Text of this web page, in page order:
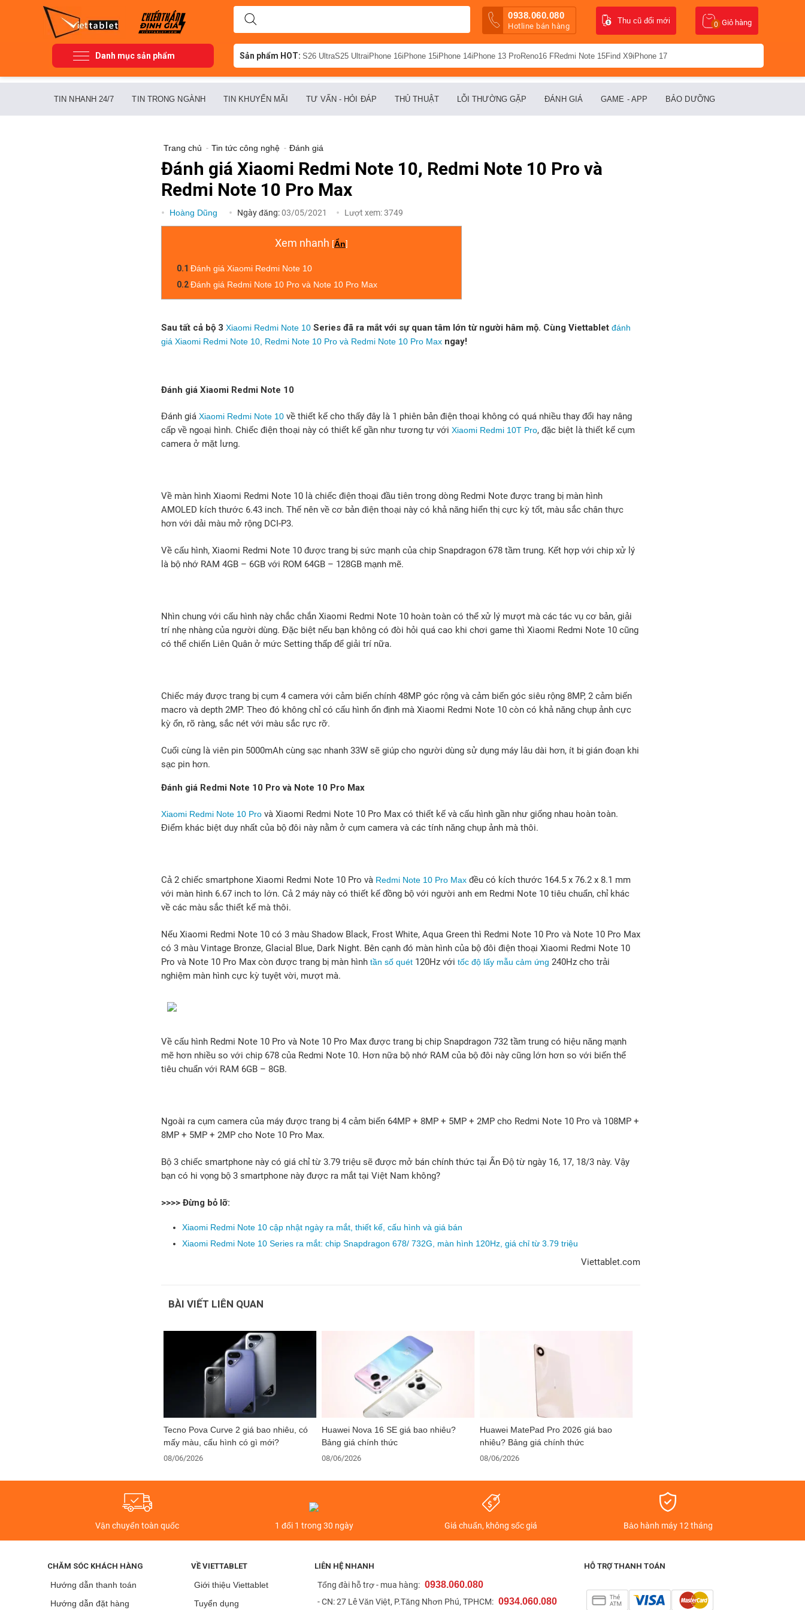
0938.060.080
Hotline bán hàng Giỏ hàng
0
Thu cũ đổi mới
Danh mục sản phẩm Sản phẩm HOT: S26 UltraS25 UltraiPhone 16iPhone 15iPhone 14iPhone 13 ProReno16 FRedmi Note 15Find X9iPhone 17
TIN NHANH 24/7 TIN TRONG NGÀNH TIN KHUYẾN MÃI TƯ VẤN - HỎI ĐÁP THỦ THUẬT LỖI THƯỜNG GẶP ĐÁNH GIÁ GAME - APP BẢO DƯỠNG
Trang chủ - Tin tức công nghệ - Đánh giá
Đánh giá Xiaomi Redmi Note 10, Redmi Note 10 Pro và
Redmi Note 10 Pro Max
Hoàng Dũng Ngày đăng:03/05/2021 Lượt xem:3749
Xem nhanh [Ẩn]
0.1 Đánh giá Xiaomi Redmi Note 10
0.2Đánh giá Redmi Note 10 Pro và Note 10 Pro Max
Sau tất cả bộ 3 Xiaomi Redmi Note 10 Series đã ra mắt với sự quan tâm lớn từ người hâm mộ. Cùng Viettablet đánh
giá Xiaomi Redmi Note 10, Redmi Note 10 Pro và Redmi Note 10 Pro Max ngay!
Đánh giá Xiaomi Redmi Note 10
Đánh giá Xiaomi Redmi Note 10 về thiết kế cho thấy đây là 1 phiên bản điện thoại không có quá nhiều thay đổi hay nâng
cấp về ngoại hình. Chiếc điện thoại này có thiết kế gần như tương tự với Xiaomi Redmi 10T Pro, đặc biệt là thiết kế cụm
camera ở mặt lưng.
Về màn hình Xiaomi Redmi Note 10 là chiếc điện thoại đầu tiên trong dòng Redmi Note được trang bị màn hình
AMOLED kích thước 6.43 inch. Thế nên về cơ bản điện thoại này có khả năng hiển thị cực kỳ tốt, màu sắc chân thực
hơn với dải màu mở rộng DCI-P3.
Về cấu hình, Xiaomi Redmi Note 10 được trang bị sức mạnh của chip Snapdragon 678 tầm trung. Kết hợp với chip xử lý
là bộ nhớ RAM 4GB – 6GB với ROM 64GB – 128GB mạnh mẽ.
Nhìn chung với cấu hình này chắc chắn Xiaomi Redmi Note 10 hoàn toàn có thể xử lý mượt mà các tác vụ cơ bản, giải
trí nhẹ nhàng của người dùng. Đặc biệt nếu bạn không có đòi hỏi quá cao khi chơi game thì Xiaomi Redmi Note 10 cũng
có thể chiến Liên Quân ở mức Setting thấp để giải trí nữa.
Chiếc máy được trang bị cụm 4 camera với cảm biến chính 48MP góc rộng và cảm biến góc siêu rộng 8MP, 2 cảm biến
macro và depth 2MP. Theo đó không chỉ có cấu hình ổn định mà Xiaomi Redmi Note 10 còn có khả năng chụp ảnh cực
kỳ ổn, rõ ràng, sắc nét với màu sắc rực rỡ.
Cuối cùng là viên pin 5000mAh cùng sạc nhanh 33W sẽ giúp cho người dùng sử dụng máy lâu dài hơn, ít bị gián đoạn khi
sạc pin hơn.
Đánh giá Redmi Note 10 Pro và Note 10 Pro Max
Xiaomi Redmi Note 10 Pro và Xiaomi Redmi Note 10 Pro Max có thiết kế và cấu hình gần như giống nhau hoàn toàn.
Điểm khác biệt duy nhất của bộ đôi này nằm ở cụm camera và các tính năng chụp ảnh mà thôi.
Cả 2 chiếc smartphone Xiaomi Redmi Note 10 Pro và Redmi Note 10 Pro Max đều có kích thước 164.5 x 76.2 x 8.1 mm
với màn hình 6.67 inch to lớn. Cả 2 máy này có thiết kế đồng bộ với người anh em Redmi Note 10 tiêu chuẩn, chỉ khác
về các màu sắc thiết kế mà thôi.
Nếu Xiaomi Redmi Note 10 có 3 màu Shadow Black, Frost White, Aqua Green thì Redmi Note 10 Pro và Note 10 Pro Max
có 3 màu Vintage Bronze, Glacial Blue, Dark Night. Bên cạnh đó màn hình của bộ đôi điện thoại Xiaomi Redmi Note 10
Pro và Note 10 Pro Max còn được trang bị màn hình tần số quét 120Hz với tốc độ lấy mẫu cảm ứng 240Hz cho trải
nghiệm màn hình cực kỳ tuyệt vời, mượt mà.
Về cấu hình Redmi Note 10 Pro và Note 10 Pro Max được trang bị chip Snapdragon 732 tầm trung có hiệu năng mạnh
mẽ hơn nhiều so với chip 678 của Redmi Note 10. Hơn nữa bộ nhớ RAM của bộ đôi này cũng lớn hơn so với biến thể
tiêu chuẩn với RAM 6GB – 8GB.
Ngoài ra cụm camera của máy được trang bị 4 cảm biến 64MP + 8MP + 5MP + 2MP cho Redmi Note 10 Pro và 108MP +
8MP + 5MP + 2MP cho Note 10 Pro Max.
Bộ 3 chiếc smartphone này có giá chỉ từ 3.79 triệu sẽ được mở bán chính thức tại Ấn Độ từ ngày 16, 17, 18/3 này. Vậy
bạn có hi vọng bộ 3 smartphone này được ra mắt tại Việt Nam không?
>>>> Đừng bỏ lỡ:
Xiaomi Redmi Note 10 cập nhật ngày ra mắt, thiết kế, cấu hình và giá bán
Xiaomi Redmi Note 10 Series ra mắt: chip Snapdragon 678/ 732G, màn hình 120Hz, giá chỉ từ 3.79 triệu
Viettablet.com
BÀI VIẾT LIÊN QUAN
Tecno Pova Curve 2 giá bao nhiêu, có
mấy màu, cấu hình có gì mới?
08/06/2026
Huawei Nova 16 SE giá bao nhiêu?
Bảng giá chính thức
08/06/2026
Huawei MatePad Pro 2026 giá bao
nhiêu? Bảng giá chính thức
08/06/2026
Vận chuyển toàn quốc 1 đổi 1 trong 30 ngày Giá chuẩn, không sốc giá Bảo hành máy 12 tháng
CHĂM SÓC KHÁCH HÀNG
Hướng dẫn thanh toán
Hướng dẫn đặt hàng
VỀ VIETTABLET
Giới thiệu Viettablet
Tuyển dụng
LIÊN HỆ NHANH
Tổng đài hỗ trợ - mua hàng: 0938.060.080
- CN: 27 Lê Văn Việt, P.Tăng Nhơn Phú, TPHCM: 0934.060.080
HỖ TRỢ THANH TOÁN